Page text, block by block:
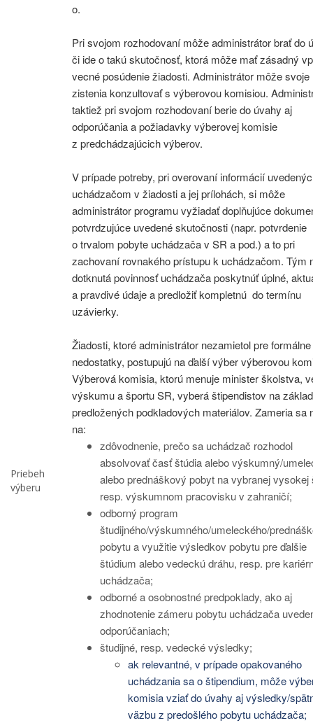
Priebeh
výberu
o.
Pri svojom rozhodovaní môže administrátor brať do
či ide o takú skutočnosť, ktorá môže mať zásadný
vecné posúdenie žiadosti. Administrátor môže svoje
zistenia konzultovať s výberovou komisiou.
taktiež pri svojom rozhodovaní berie do úvahy aj
odporúčania a požiadavky výberovej komisie
z predchádzajúcich výberov.
V prípade potreby, pri overovaní informácií
uchádzačom v žiadosti a jej prílohách, si môže
administrátor programu vyžiadať doplňujúce
potvrdzujúce uvedené skutočnosti (napr. potvrdenie
o trvalom pobyte uchádzača v SR a pod.) a to pri
zachovaní rovnakého prístupu k uchádzačom. Tým
dotknutá povinnosť uchádzača poskytnúť úplné,
a pravdivé údaje a predložiť kompletnú do termínu
uzávierky.
Žiadosti, ktoré administrátor nezamietol pre formálne
nedostatky, postupujú na ďalší výber výberovou
Výberová komisia, ktorú menuje minister školstva,
výskumu a športu SR, vyberá štipendistov na
predložených podkladových materiálov. Zameria sa
na:
zdôvodnenie, prečo sa uchádzač rozhodol
absolvovať časť štúdia alebo výskumný/
alebo prednáškový pobyt na vybranej vysokej
resp. výskumnom pracovisku v zahraničí;
odborný program
študijného/výskumného/umeleckého/
pobytu a využitie výsledkov pobytu pre ďalšie
štúdium alebo vedeckú dráhu, resp. pre
uchádzača;
odborné a osobnostné predpoklady, ako aj
zhodnotenie zámeru pobytu uchádzača
odporúčaniach;
študijné, resp. vedecké výsledky;
ak relevantné, v prípade opakovaného
uchádzania sa o štipendium, môže
komisia vziať do úvahy aj výsledky/
väzbu z predošlého pobytu uchádzača;